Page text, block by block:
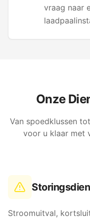
vraag naar
Onze
Van spoedklussen
voor u klaar met
Stroomuitval,